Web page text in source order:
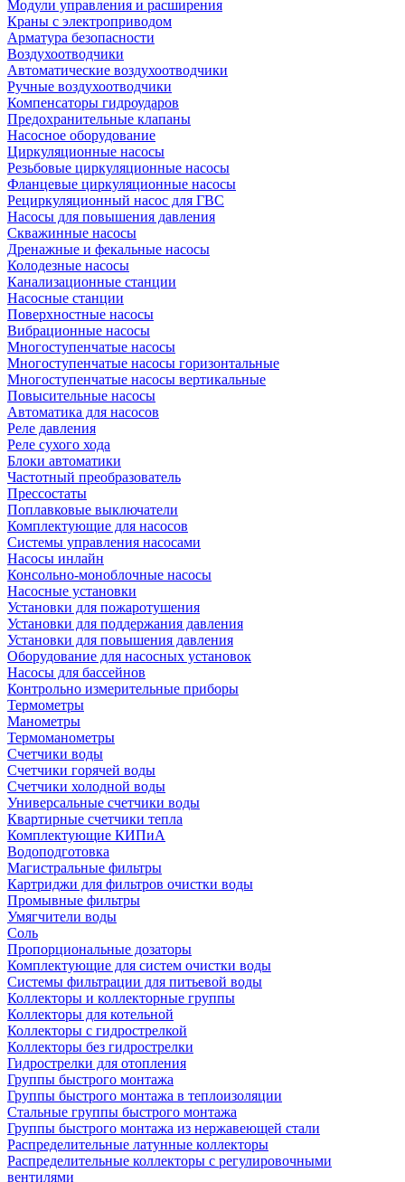
Модули управления и расширения
Краны с электроприводом
Арматура безопасности
Воздухоотводчики
Автоматические воздухоотводчики
Ручные воздухоотводчики
Компенсаторы гидроударов
Предохранительные клапаны
Насосное оборудование
Циркуляционные насосы
Резьбовые циркуляционные насосы
Фланцевые циркуляционные насосы
Рециркуляционный насос для ГВС
Насосы для повышения давления
Скважинные насосы
Дренажные и фекальные насосы
Колодезные насосы
Канализационные станции
Насосные станции
Поверхностные насосы
Вибрационные насосы
Многоступенчатые насосы
Многоступенчатые насосы горизонтальные
Многоступенчатые насосы вертикальные
Повысительные насосы
Автоматика для насосов
Реле давления
Реле сухого хода
Блоки автоматики
Частотный преобразователь
Прессостаты
Поплавковые выключатели
Комплектующие для насосов
Системы управления насосами
Насосы инлайн
Консольно-моноблочные насосы
Насосные установки
Установки для пожаротушения
Установки для поддержания давления
Установки для повышения давления
Оборудование для насосных установок
Насосы для бассейнов
Контрольно измерительные приборы
Термометры
Манометры
Термоманометры
Счетчики воды
Счетчики горячей воды
Счетчики холодной воды
Универсальные счетчики воды
Квартирные счетчики тепла
Комплектующие КИПиА
Водоподготовка
Магистральные фильтры
Картриджи для фильтров очистки воды
Промывные фильтры
Умягчители воды
Соль
Пропорциональные дозаторы
Комплектующие для систем очистки воды
Системы фильтрации для питьевой воды
Коллекторы и коллекторные группы
Коллекторы для котельной
Коллекторы с гидрострелкой
Коллекторы без гидрострелки
Гидрострелки для отопления
Группы быстрого монтажа
Группы быстрого монтажа в теплоизоляции
Стальные группы быстрого монтажа
Группы быстрого монтажа из нержавеющей стали
Распределительные латунные коллекторы
Распределительные коллекторы с регулировочными
вентилями